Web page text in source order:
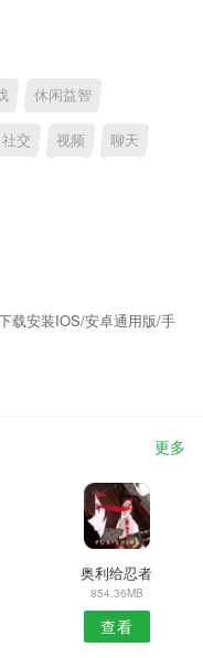
休闲益智
社交 视频 聊天
载安装IOS/安卓通用版/手
更多
奥利给忍者
854.36MB
查看